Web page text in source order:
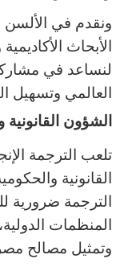
ونقدم في
الأبحاث
لنساعد في
العالمي وتسهيل
الشؤون
تلعب الترجمة
القانونية
الترجمة ضرورية
المنظمات
وتمثيل مصالح